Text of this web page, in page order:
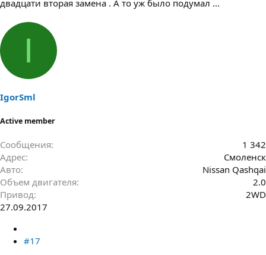
двадцати вторая замена . А то уж было подумал ...
I
IgorSml
Active member
Сообщения
1 342
Адрес
Смоленск
Авто
Nissan Qashqai
Объем двигателя
2.0
Привод
2WD
27.09.2017
#17